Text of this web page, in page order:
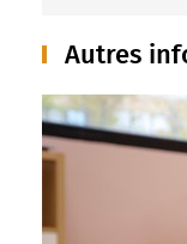
Autres